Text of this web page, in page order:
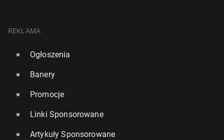
REKLAMA
Ogłoszenia
Banery
Promocje
Linki Sponsorowane
Artykuły Sponsorowane